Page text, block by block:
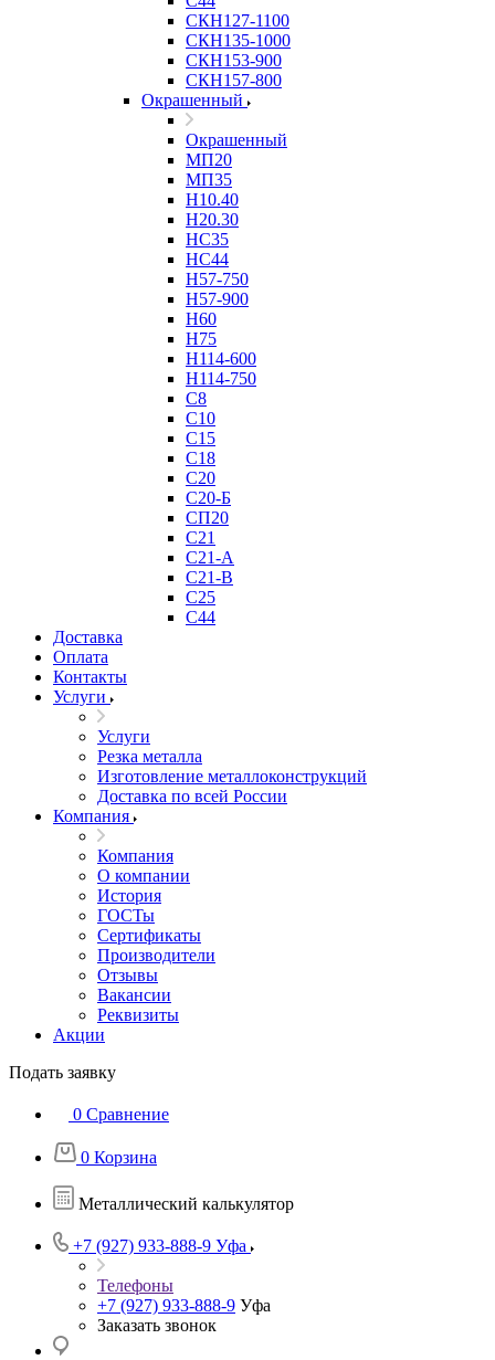
СКН127-1100
СКН135-1000
СКН153-900
СКН157-800
Окрашенный
Окрашенный
МП20
МП35
Н10.40
Н20.30
НС35
НС44
Н57-750
Н57-900
Н60
Н75
Н114-600
Н114-750
С8
С10
С15
С18
С20
С20-Б
СП20
С21
С21-А
С21-В
С25
С44
Доставка
Оплата
Контакты
Услуги
Услуги
Резка металла
Изготовление металлоконструкций
Доставка по всей России
Компания
Компания
О компании
История
ГОСТы
Сертификаты
Производители
Отзывы
Вакансии
Реквизиты
Акции
Подать заявку
0 Сравнение
0 Корзина
Металлический калькулятор
+7 (927) 933-888-9 Уфа
Телефоны
+7 (927) 933-888-9 Уфа
Заказать звонок